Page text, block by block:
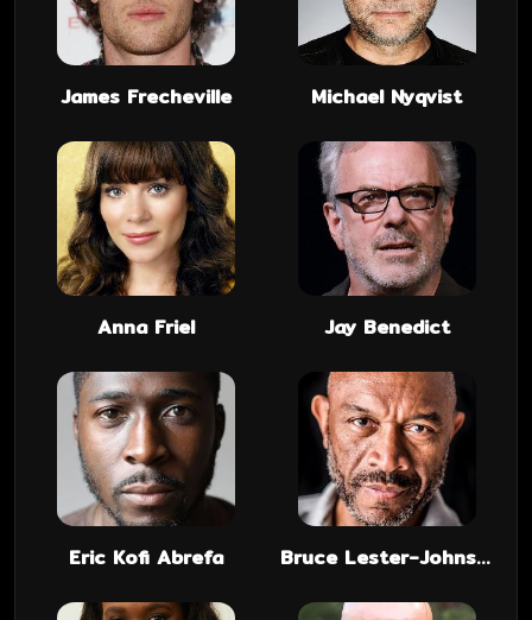
James Frecheville Michael Nyqvist
Anna Friel Jay Benedict
Eric Kofi Abrefa Bruce Lester-Johnson